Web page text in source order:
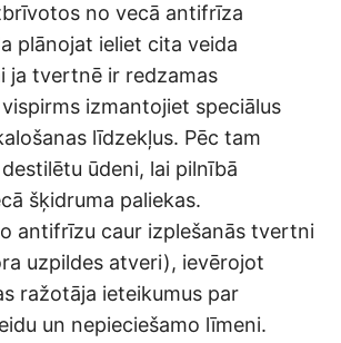
no vecā antifrīza
plānojat ieliet cita veida
ja tvertnē ir redzamas
izmantojiet speciālus
līdzekļus. Pēc tam
ūdeni, lai pilnībā
šķidruma paliekas.
antifrīzu caur izplešanās tvertni
uzpildes atveri), ievērojot
ražotāja ieteikumus par
un nepieciešamo līmeni.